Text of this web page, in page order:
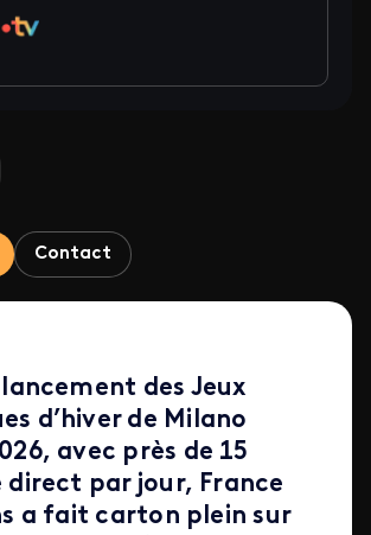
de téléspectateurs* au rendez-vous des Jeux d’hiver
de téléspectateurs* au rendez-vous des Jeux
'34 millions de téléspectateurs* au rendez-vous des
Contact
des Jeux
d’hiver de Milano
avec près de 15
direct par jour, France
a fait carton plein sur